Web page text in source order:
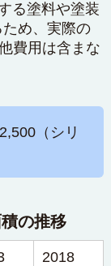
る塗料や塗装
め、実際の
費用は含まな
（シリ
の推移
2018